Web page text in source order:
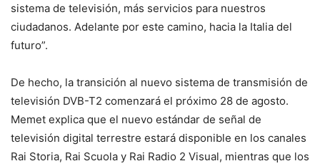
sistema de televisión, más servicios para nuestros
ciudadanos. Adelante por este camino, hacia la Italia del
futuro”.
De hecho, la transición al nuevo sistema de transmisión de
televisión DVB-T2 comenzará el próximo 28 de agosto.
Memet explica que el nuevo estándar de señal de
televisión digital terrestre estará disponible en los canales
Rai Storia, Rai Scuola y Rai Radio 2 Visual, mientras que los